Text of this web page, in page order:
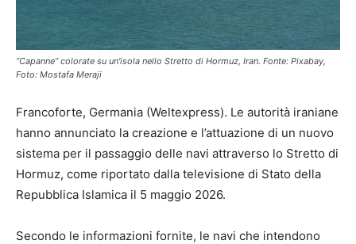
“Capanne” colorate su un'isola nello Stretto di Hormuz, Iran. Fonte: Pixabay,
Foto: Mostafa Meraji
Francoforte, Germania (Weltexpress). Le autorità iraniane
hanno annunciato la creazione e l’attuazione di un nuovo
sistema per il passaggio delle navi attraverso lo Stretto di
Hormuz, come riportato dalla televisione di Stato della
Repubblica Islamica il 5 maggio 2026.
Secondo le informazioni fornite, le navi che intendono